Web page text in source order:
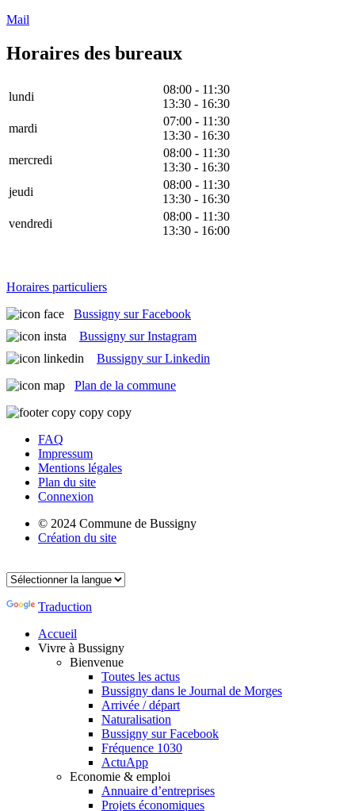
Mail
Horaires des bureaux
lundi
08:00 - 11:30
13:30 - 16:30
mardi
07:00 - 11:30
13:30 - 16:30
mercredi
08:00 - 11:30
13:30 - 16:30
jeudi
08:00 - 11:30
13:30 - 16:30
vendredi
08:00 - 11:30
13:30 - 16:00
Horaires particuliers
Bussigny sur Facebook
Bussigny sur Instagram
Bussigny sur Linkedin
Plan de la commune
FAQ
Impressum
Mentions légales
Plan du site
Connexion
© 2024 Commune de Bussigny
Création du site
Traduction
Accueil
Vivre à Bussigny
Bienvenue
Toutes les actus
Bussigny dans le Journal de Morges
Arrivée / départ
Naturalisation
Bussigny sur Facebook
Fréquence 1030
ActuApp
Economie & emploi
Annuaire d’entreprises
Projets économiques